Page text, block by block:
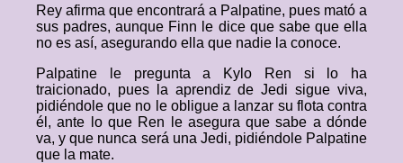
Rey afirma que encontrará a Palpatine, pues mató a
sus padres, aunque Finn le dice que sabe que ella
no es así, asegurando ella que nadie la conoce.
Palpatine le pregunta a Kylo Ren si lo ha
traicionado, pues la aprendiz de Jedi sigue viva,
pidiéndole que no le obligue a lanzar su flota contra
él, ante lo que Ren le asegura que sabe a dónde
va, y que nunca será una Jedi, pidiéndole Palpatine
que la mate.